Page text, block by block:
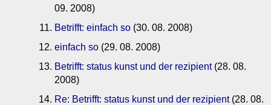
09. 2008)
Betrifft: einfach so (30. 08. 2008)
einfach so (29. 08. 2008)
Betrifft: status kunst und der rezipient(28. 08.
2008)
Re: Betrifft: status kunst und der rezipient(28. 08.